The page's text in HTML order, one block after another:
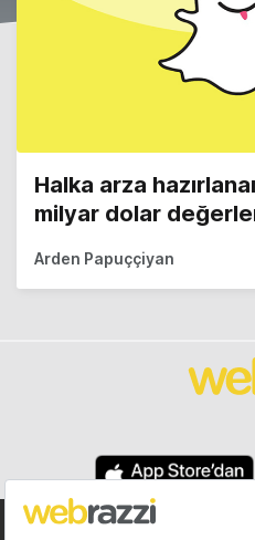
Halka arza
milyar dolar
Arden Papuççiyan